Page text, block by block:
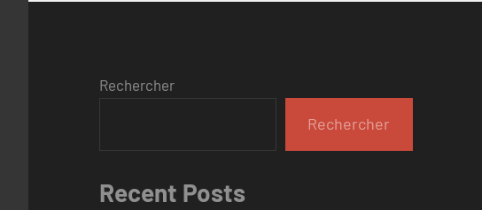
Rechercher
Rechercher
Recent Posts